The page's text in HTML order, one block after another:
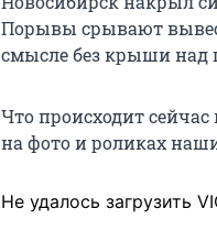
Порывы срывают
смысле без крыши над
Что происходит
на фото и роликах
Не удалось загрузить